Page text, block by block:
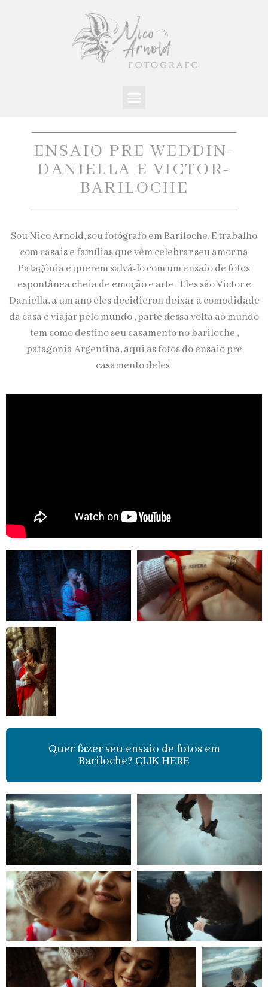
ENSAIO PRE WEDDIN-
DANIELLA E VICTOR-
BARILOCHE
Sou Nico Arnold, sou fotógrafo em Bariloche. E trabalho
com casais e famílias que vêm celebrar seu amor na
Patagônia e querem salvá-lo com um ensaio de fotos
espontânea cheia de emoção e arte. Eles são Victor e
Daniella, a um ano eles decidieron deixar a comodidade
da casa e viajar pelo mundo , parte dessa volta ao mundo
tem como destino seu casamento no bariloche ,
patagonia Argentina, aqui as fotos do ensaio pre
casamento deles
Quer fazer seu ensaio de fotos em
Bariloche? CLIK HERE